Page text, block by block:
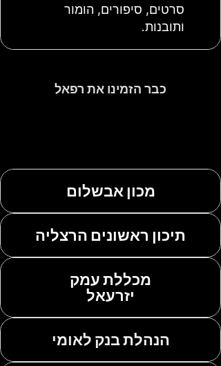
סרטים, סיפורים, הומור
ותובנות.
כבר הזמינו את רפאל
מכון אבשלום
תיכון ראשונים הרצליה
מכללת עמק
יזרעאל
הנהלת בנק לאומי